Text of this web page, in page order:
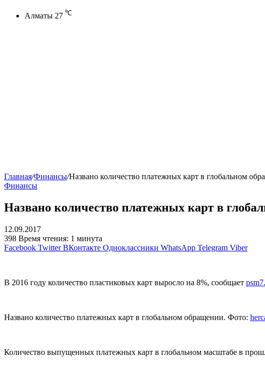
Алматы 27 ℃
Главная/Финансы/Названо количество платежных карт в глобальном
Финансы
Названо количество платежных карт в
12.09.2017
398 Время чтения: 1 минута
Facebook Twitter ВКонтакте Одноклассники WhatsApp Telegram Viber
В 2016 году количество пластиковых карт выросло на 8%, сообщает
Названо количество платежных карт в глобальном обращении. Фото:
Количество выпущенных платежных карт в глобальном масштабе в